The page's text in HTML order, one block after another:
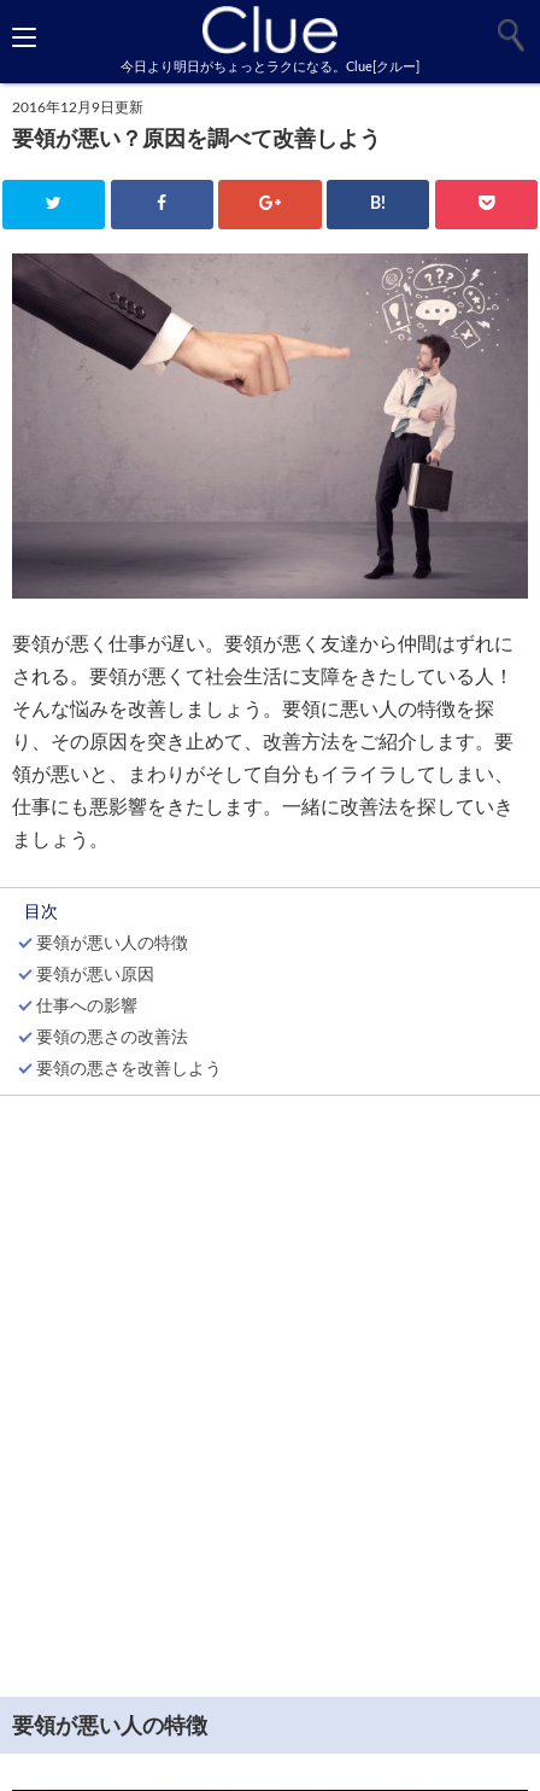
今日より明日がちょっとラクになる。Clue[クルー]
2016年12月9日更新
要領が悪い？原因を調べて改善しよう
B!
要領が悪く仕事が遅い。要領が悪く友達から仲間はずれに
される。要領が悪くて社会生活に支障をきたしている人！
そんな悩みを改善しましょう。要領に悪い人の特徴を探
り、その原因を突き止めて、改善方法をご紹介します。要
領が悪いと、まわりがそして自分もイライラしてしまい、
仕事にも悪影響をきたします。一緒に改善法を探していき
ましょう。
目次
要領が悪い人の特徴
要領が悪い原因
仕事への影響
要領の悪さの改善法
要領の悪さを改善しよう
要領が悪い人の特徴